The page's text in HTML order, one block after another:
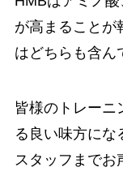
が高まることが
はどちらも含ん
皆様のトレーニ
る良い味方にな
スタッフまでお